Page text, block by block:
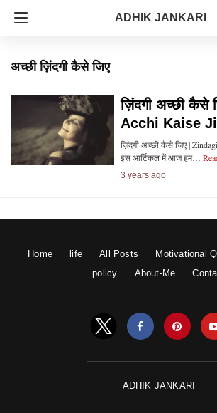
ADHIK JANKARI
अच्छी ज़िंदगी कैसे जिए
ज़िंदगी अच्छी कैसे
Acchi Kaise
ज़िंदगी अच्छी कैसे जिए |
इस आर्टिकल में आज हम…
3 years ago
Home life All Posts Motivational
policy
About-Me
ADHIK JANKARI